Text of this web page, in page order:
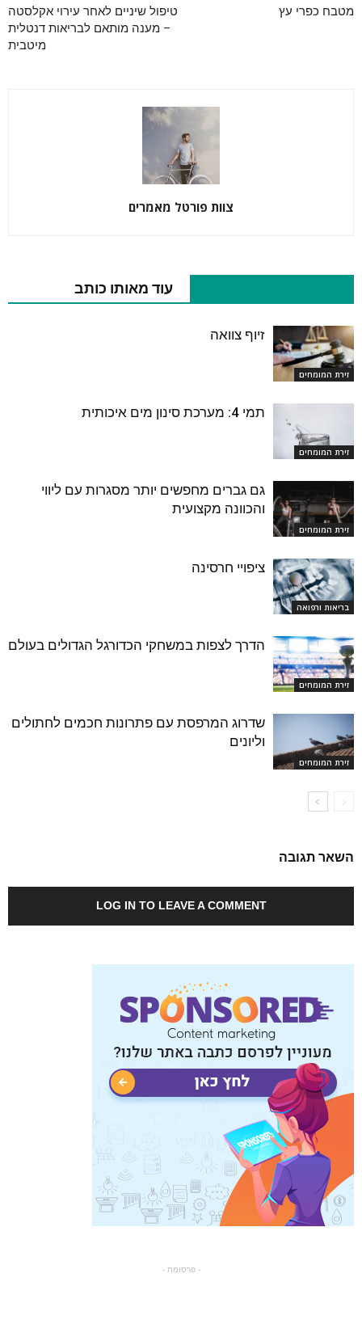
מטבח כפרי עץ
טיפול שיניים לאחר עירוי אקלסטה
– מענה מותאם לבריאות דנטלית
מיטבית
צוות פורטל מאמרים
עוד מאותו כותב
זירת המומחים
זיוף צוואה
זירת המומחים
תמי 4: מערכת סינון מים איכותית
זירת המומחים
גם גברים מחפשים יותר מסגרות עם ליווי
והכוונה מקצועית
בריאות ורפואה
ציפויי חרסינה
זירת המומחים
הדרך לצפות במשחקי הכדורגל הגדולים בעולם
זירת המומחים
שדרוג המרפסת עם פתרונות חכמים לחתולים
וליונים
השאר תגובה
LOG IN TO LEAVE A COMMENT
- פרסומת -